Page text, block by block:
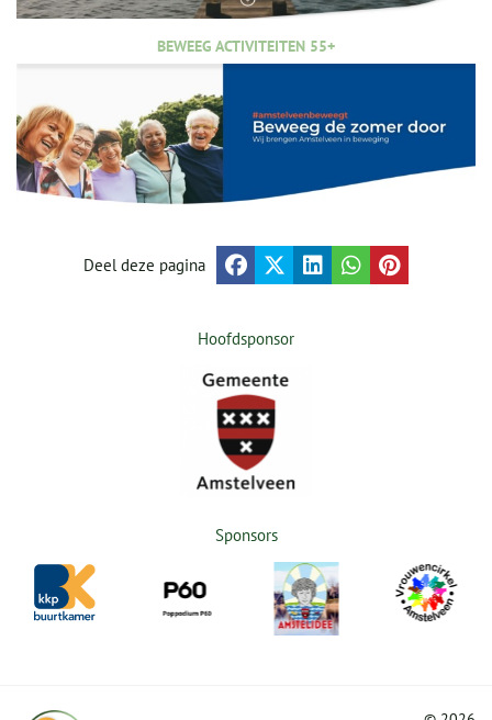
BEWEEG ACTIVITEITEN 55+
Deel deze pagina
Hoofdsponsor
Sponsors